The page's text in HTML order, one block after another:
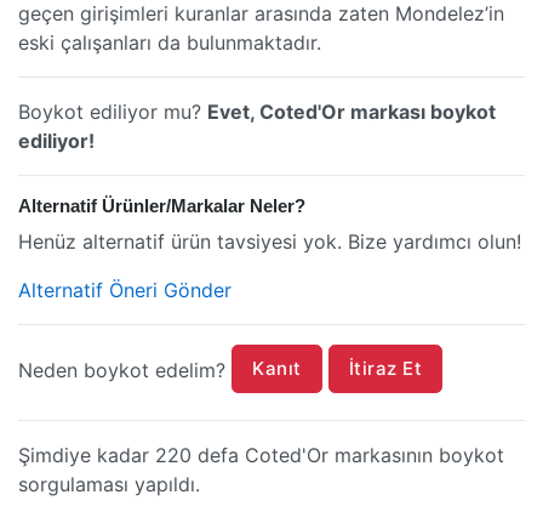
geçen girişimleri kuranlar arasında zaten Mondelez’in
eski çalışanları da bulunmaktadır.
Boykot ediliyor mu? Evet, Coted'Or markası boykot
ediliyor!
Alternatif Ürünler/Markalar Neler?
Henüz alternatif ürün tavsiyesi yok. Bize yardımcı olun!
Alternatif Öneri Gönder
Neden boykot edelim? Kanıt İtiraz Et
Şimdiye kadar 220 defa Coted'Or markasının boykot
sorgulaması yapıldı.